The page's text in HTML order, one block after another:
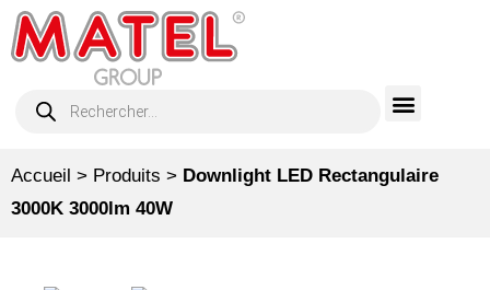
Accueil > Produits > Downlight LED Rectangulaire
3000K 3000lm 40W